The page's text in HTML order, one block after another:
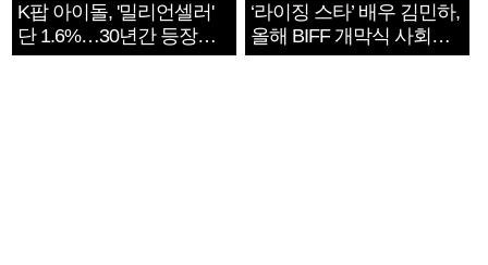
K팝 아이돌, '밀리언셀러'
단 1.6%…30년간 등장
1182개팀 전수조사
‘라이징 스타’ 배우 김민하,
올해 BIFF 개막식 사회자
확정